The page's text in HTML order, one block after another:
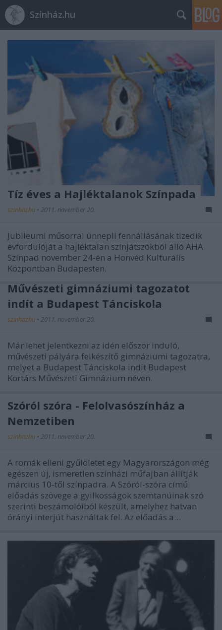
Színház.hu
Tíz éves a Hajléktalanok Színpada
szinhazhu • 2011. november 20.
Jubileumi műsorral ünnepli fennállásának tizedik
évfordulóját a hajléktalan színjátszókból álló AHA
Színpad november 24-én a Honvéd Kulturális
Központban Budapesten.
Művészeti gimnáziumi tagozatot
indít a Budapest Tánciskola
szinhazhu • 2011. november 20.
Már lehet jelentkezni az idén először induló,
művészeti pályára felkészítő gimnáziumi tagozatra,
melyet a Budapest Tánciskola indít Budapest
Kortárs Művészeti Gimnázium néven.
Szóról szóra - Felolvasószínház a
Nemzetiben
szinhazhu • 2011. november 20.
A romák elleni gyűlöletet egy Magyarországon még
egészen új, ismeretlen színházi műfajban állítják
március 10-től színpadra. A Szóról-szóra című
előadás szövege a gyilkosságok szemtanúinak szó
szerinti beszámolóiból készült, amelyhez hatvan
órányi interjút használtak fel. Az előadás a…